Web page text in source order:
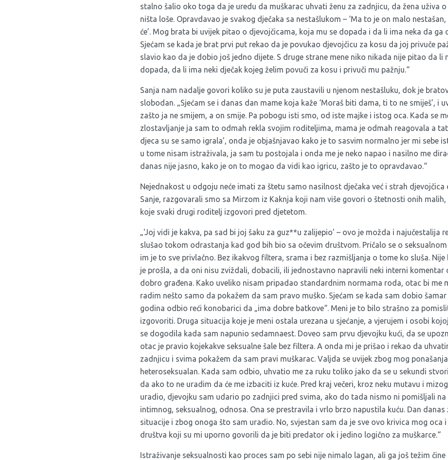
stalno šalio oko toga da je uredu da muškarac uhvati ženu za zadnjicu, da žena uživa
ništa loše. Opravdavao je svakog dječaka sa nestašlukom – ‘Ma to je on malo
će’. Mog brata bi uvijek pitao o djevojčicama, koja mu se dopada i da li ima neka da ga
Sjećam se kada je brat prvi put rekao da je povukao djevojčicu za kosu da joj privuče
slavio kao da je dobio još jedno dijete. S druge strane mene niko nikada nije pitao da li
dopada, da li ima neki dječak kojeg želim povuči za kosu i privuči mu pažnju.“
Sanja nam nadalje govori koliko su je puta zaustavili u njenom nestašluku, dok je
slobodan. „Sjećam se i danas dan mame koja kaže ‘Moraš biti dama, ti to ne smiješ’, i
zašto ja ne smijem, a on smije. Pa pobogu isti smo, od iste majke i istog oca. Kada se
zlostavljanje ja sam to odmah rekla svojim roditeljima, mama je odmah reagovala a
djeca su se samo igrala’, onda je objašnjavao kako je to sasvim normalno jer mi sebe
u tome nisam istraživala, ja sam tu postojala i onda me je neko napao i nasilno me
danas nije jasno, kako je on to mogao da vidi kao igricu, zašto je to opravdavao.“
Nejednakost u odgoju neće imati za štetu samo nasilnost dječaka već i strah djevojčica
Sanje, razgovarali smo sa Mirzom iz Kaknja koji nam više govori o štetnosti onih
koje svaki drugi roditelj izgovori pred djetetom.
„'Joj vidi je kakva, pa sad bi joj šaku za guz**u zalijepio’ – ovo je možda i najučestalija
slušao tokom odrastanja kad god bih bio sa očevim društvom. Pričalo se o
im je to sve privlačno. Bez ikakvog filtera, srama i bez razmišljanja o tome ko sluša.
je prošla, a da oni nisu zviždali, dobacili, ili jednostavno napravili neki interni komentar
dobro građena. Kako uveliko nisam pripadao standardnim normama roda, otac bi me
radim nešto samo da pokažem da sam pravo muško. Sjećam se kada sam dobio
godina odbio reći konobarici da „ima dobre batkove“. Meni je to bilo strašno za
izgovoriti. Druga situacija koje je meni ostala urezana u sjećanje, a vjerujem i osobi
se dogodila kada sam napunio sedamnaest. Doveo sam prvu djevojku kući, da se
otac je pravio kojekakve seksualne šale bez filtera. A onda mi je prišao i rekao da
zadnjicu i svima pokažem da sam pravi muškarac. Valjda se uvijek zbog mog
heteroseksualan. Kada sam odbio, uhvatio me za ruku toliko jako da se u sekundi
da ako to ne uradim da će me izbaciti iz kuće. Pred kraj večeri, kroz neku mutavu i
uradio, djevojku sam udario po zadnjici pred svima, ako do tada nismo ni pomišljali na
intimnog, seksualnog, odnosa. Ona se prestravila i vrlo brzo napustila kuću. Dan danas
situacije i zbog onoga što sam uradio. No, svjestan sam da je sve ovo krivica mog oca
društva koji su mi uporno govorili da je biti predator ok i jedino logično za muškarce.“
Istraživanje seksualnosti kao proces sam po sebi nije nimalo lagan, ali ga još težim čine